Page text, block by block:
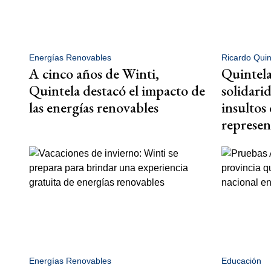
Energías Renovables
A cinco años de Winti,
Quintela destacó el impacto de
las energías renovables
Ricardo
Energías Renovables Educación